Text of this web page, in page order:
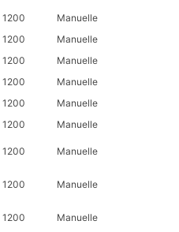
1200
Manuelle
1200
Manuelle
1200
Manuelle
1200
Manuelle
1200
Manuelle
1200 Manuelle
1200 Manuelle
1200 Manuelle
1200 Manuelle